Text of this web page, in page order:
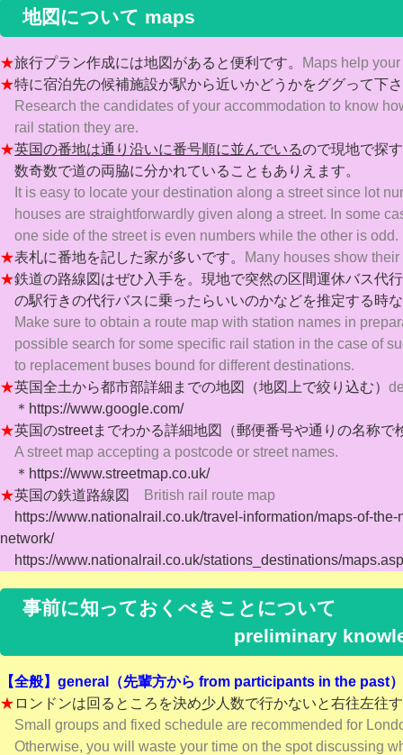
地図について maps
★旅行プラン作成には地図があると便利です。
Maps help
★特に宿泊先の候補施設が駅から近いかどうかをググって下
Research the candidates of your accommodation to know
rail station they are.
★英国の番地は通り沿いに番号順に並んでいるので現地で探
数奇数で道の両脇に分かれていることもありえます。
It is easy to locate your destination along a street since lot
houses are straightforwardly given along a street. In some
one side of the street is even numbers while the other is odd.
★表札に番地を記した家が多いです。
Many houses show
★鉄道の路線図はぜひ入手を。現地で突然の区間運休バス代
の駅行きの代行バスに乗ったらいいのかなどを推定する時
Make sure to obtain a route map with station names in
possible search for some specific rail station in the case of
to replacement buses bound for different destinations.
★英国全土から都市部詳細までの地図（地図上で絞り込む）
＊https://www.google.com/
★英国のstreetまでわかる詳細地図（郵便番号や通りの名称で
A street map accepting a postcode or street names.
＊https://www.streetmap.co.uk/
★英国の鉄道路線図 British rail route map
https://www.nationalrail.co.uk/travel-information/maps-of-
network/
https://www.nationalrail.co.uk/stations_destinations/
事前に知っておくべきことについて
preliminary
【全般】general（先輩方から from participants in the past）
★ ロンドンは回るところを決め少人数で行かないと右往左往
Small groups and fixed schedule are recommended for
Otherwise, you will waste your time on the spot discussing